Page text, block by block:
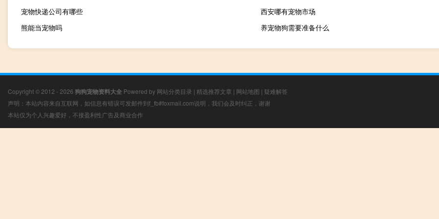
宠物快递公司有哪些
西安哪有宠物市场
熊能当宠物吗
养宠物狗需要准备什么
Copyright © 2012 - 2026 狗狗宠物资料大全 Powered by 网站分类目录 | 精选推荐文章 | 网站地图 | 疑难解答
声明：本站内容来自互联网，如信息有错误可发邮件到f_fb#foxmail.com说明，我们会及时纠正，谢谢
本站仅为个人兴趣爱好，不接盈利性广告及商业合作